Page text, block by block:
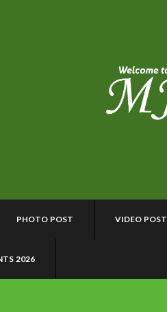
PHOTO POST VIDEO POST
2026